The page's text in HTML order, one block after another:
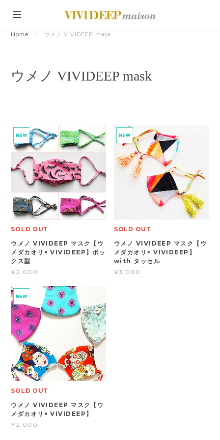
Home ウメノ VIVIDEEP mask
ウメノ VIVIDEEP mask
SOLD OUT
ウメノ VIVIDEEP マスク【ウ
メダカオリ× VIVIDEEP】ボッ
クス型
¥2,000
SOLD OUT
ウメノ VIVIDEEP マスク【ウ
メダカオリ× VIVIDEEP】
with タッセル
¥3,000
SOLD OUT
ウメノ VIVIDEEP マスク【ウ
メダカオリ× VIVIDEEP】
¥2,000